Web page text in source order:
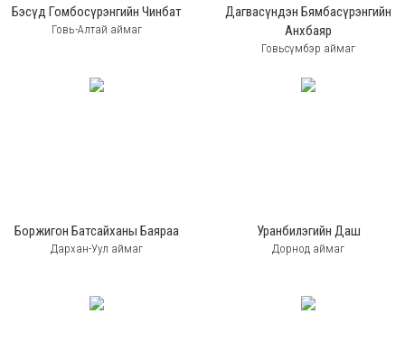
Бэсүд Гомбосүрэнгийн Чинбат
Говь-Алтай аймаг
Дагвасүндэн Бямбасүрэнгийн
Анхбаяр
Говьсүмбэр аймаг
Боржигон Батсайханы Баяраа
Дархан-Уул аймаг
Уранбилэгийн Даш
Дорнод аймаг